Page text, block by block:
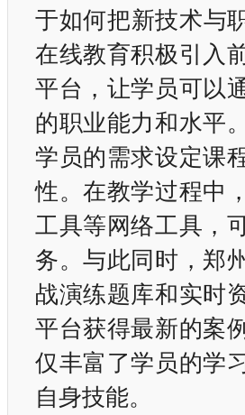
于如何把新技术与
在线教育积极引入
平台，让学员可以
的职业能力和水平
学员的需求设定课
性。在教学过程中
工具等网络工具，
务。与此同时，郑
战演练题库和实时
平台获得最新的案
仅丰富了学员的学
自身技能。